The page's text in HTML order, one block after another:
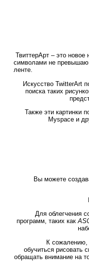
ТвиттерАрт – это новое
символами не
ленте.
Искусство TwitterArt
поиска таких
Также эти картинки
Myspace и
Вы можете
Для облегчения
программ, таких как
К сожалению,
обучиться рисовать
обращать внимание на